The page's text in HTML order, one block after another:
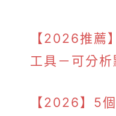
【2026推薦
工具－可分
【2026】5